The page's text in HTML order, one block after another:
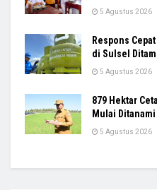
5 Agustus 2026
Respons
di Sulsel
5 Agustus 2026
879 Hektar
Mulai Ditanami
5 Agustus 2026